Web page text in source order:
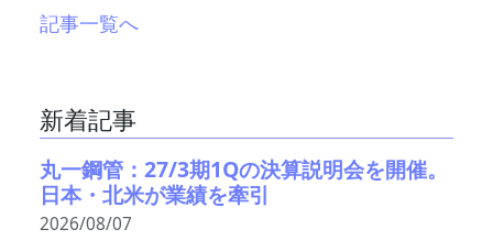
記事一覧へ
新着記事
丸一鋼管：27/3期1Qの決算説明会を開催。
日本・北米が業績を牽引
2026/08/07